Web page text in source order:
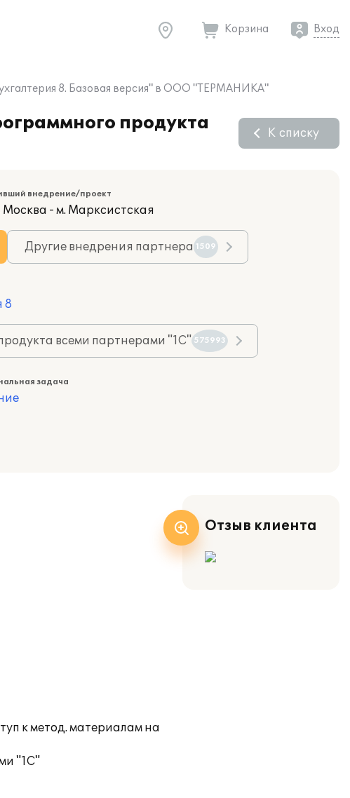
Корзина Вход
8. Базовая версия" в ООО "ТЕРМАНИКА"
продукта
К списку
внедрение/проект
- м. Марксистская
Другие внедрения партнера 1509
8
всеми партнерами "1С" 575993
задача
к метод. материалам на
"1С"
Отзыв клиента